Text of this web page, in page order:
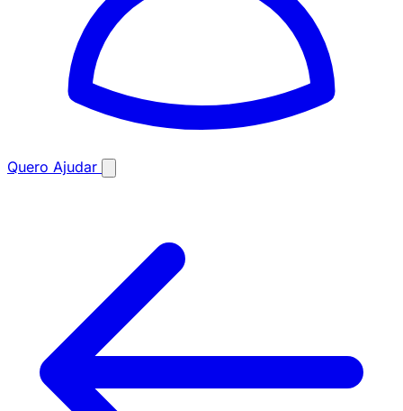
Quero Ajudar